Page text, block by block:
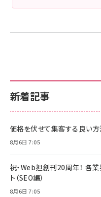
新着記事
価格を伏せて集客する良い
8月6日 7:05
祝・Web担創刊20周年！ 各
ト（SEO編）
8月6日 7:05